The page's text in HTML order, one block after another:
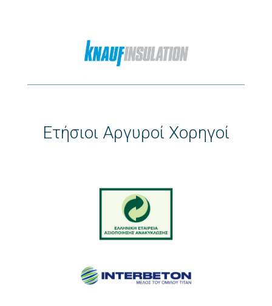
Ετήσιοι Αργυροί Χορηγοί